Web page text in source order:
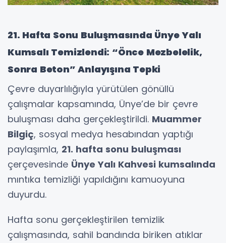
21. Hafta Sonu Buluşmasında Ünye Yalı
Kumsalı Temizlendi: “Önce Mezbelelik,
Sonra Beton” Anlayışına Tepki
Çevre duyarlılığıyla yürütülen gönüllü
çalışmalar kapsamında, Ünye’de bir çevre
buluşması daha gerçekleştirildi. Muammer
Bilgiç, sosyal medya hesabından yaptığı
paylaşımla, 21. hafta sonu buluşması
çerçevesinde Ünye Yalı Kahvesi kumsalında
mıntıka temizliği yapıldığını kamuoyuna
duyurdu.
Hafta sonu gerçekleştirilen temizlik
çalışmasında, sahil bandında biriken atıklar